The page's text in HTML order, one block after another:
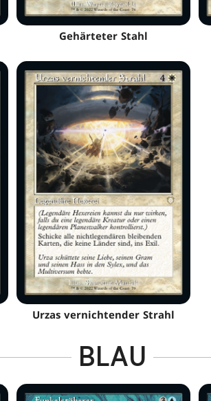
Gehärteter Stahl
Urzas vernichtender Strahl
BLAU